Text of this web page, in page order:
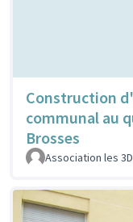
Construction
communal au
Brosses
Association les